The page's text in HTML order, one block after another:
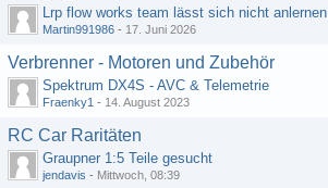
Lrp flow works team lässt sich nicht anlernen
Martin991986 - 17. Juni 2026
Verbrenner - Motoren und Zubehör
Spektrum DX4S - AVC & Telemetrie
Fraenky1 - 14. August 2023
RC Car Raritäten
Graupner 1:5 Teile gesucht
jendavis - Mittwoch, 08:39